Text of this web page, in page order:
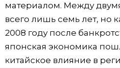
От редакции
материалом. Между
всего лишь семь лет, но
2008 году после
японская экономика
китайское влияние в